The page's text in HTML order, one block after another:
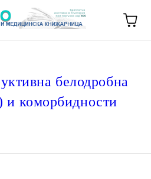
белодробна
коморбидности